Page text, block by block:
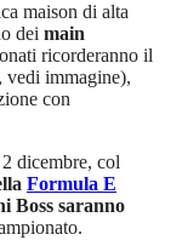
maison di alta
dei main
ricorderanno il
vedi immagine),
con
dicembre, col
Formula E
Boss saranno